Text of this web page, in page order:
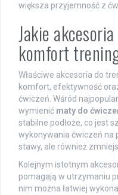
większa przyjemność z
Jakie
komfort
Właściwe akcesoria do
komfort, efektywność
ćwiczeń. Wśród
wymienić maty do
stabilne podłoże, co jest
wykonywania ćwiczeń na
stawy, ale również
Kolejnym istotnym
pomagają w utrzymaniu
nim można łatwiej